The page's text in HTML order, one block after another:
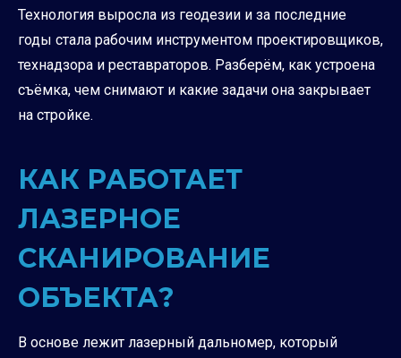
Технология выросла из геодезии и за последние
годы стала рабочим инструментом проектировщиков,
технадзора и реставраторов. Разберём, как устроена
съёмка, чем снимают и какие задачи она закрывает
на стройке.
КАК РАБОТАЕТ
ЛАЗЕРНОЕ
СКАНИРОВАНИЕ
ОБЪЕКТА?
В основе лежит лазерный дальномер, который